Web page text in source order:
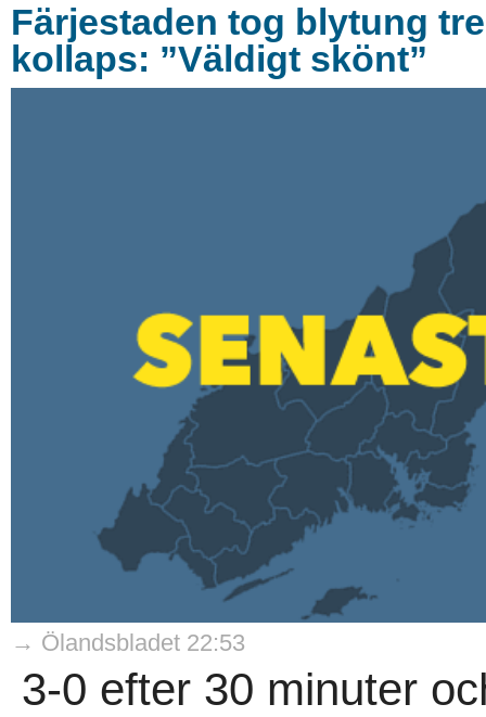
Färjestaden tog blytung
kollaps: ”Väldigt skönt”
→ Ölandsbladet 22:53
3-0 efter 30 minuter